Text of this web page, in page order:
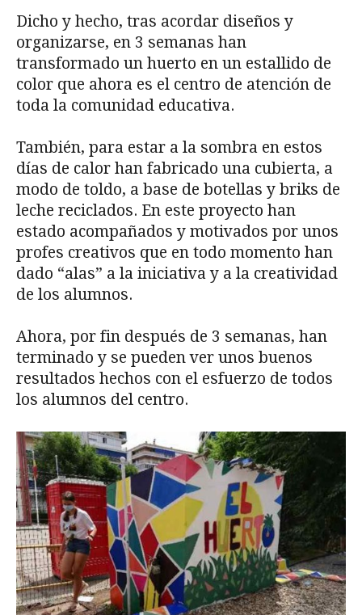
Dicho y hecho, tras acordar diseños y
organizarse, en 3 semanas han
transformado un huerto en un estallido de
color que ahora es el centro de atención de
toda la comunidad educativa.
También, para estar a la sombra en estos
días de calor han fabricado una cubierta, a
modo de toldo, a base de botellas y briks de
leche reciclados. En este proyecto han
estado acompañados y motivados por unos
profes creativos que en todo momento han
dado “alas” a la iniciativa y a la creatividad
de los alumnos.
Ahora, por fin después de 3 semanas, han
terminado y se pueden ver unos buenos
resultados hechos con el esfuerzo de todos
los alumnos del centro.